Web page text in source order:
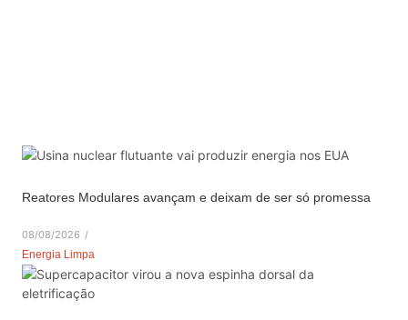
Reatores Modulares avançam e deixam de ser só promessa
08/08/2026 /
Energia Limpa